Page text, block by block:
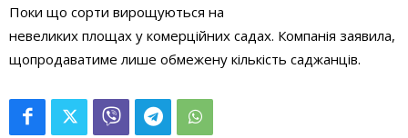
Поки що сорти вирощуються на
невеликих площах у комерційних садах. Компанія заявила,
щопродаватиме лише обмежену кількість саджанців.